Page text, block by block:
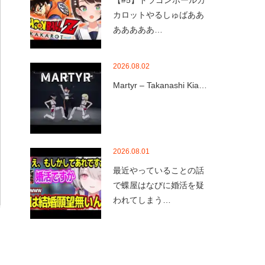
カロットやるしゅばああ
あああああ…
2026.08.02
Martyr – Takanashi Kia…
2026.08.01
最近やっていることの話
で蝶屋はなびに婚活を疑
われてしまう…